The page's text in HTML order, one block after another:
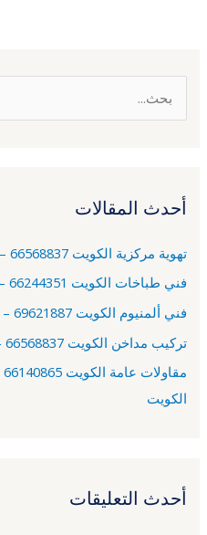
ث
ن
:
أحدث المقالات
تهوية مركزية الكويت 66568837 – الري – شركة تهوية مركزية
فني طباخات الكويت 66244351 – الدوحة – فني تصليح طباخات
فني ألمنيوم الكويت 69621887 – خيطان – فني المنيوم
تركيب مداخن الكويت 66568837 – الفنيطيس – تركيب شفاطات
الكويت
أحدث التعليقات